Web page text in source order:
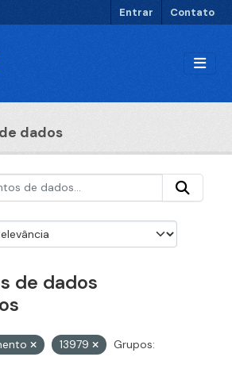
Entrar Contato
dados
de dados
13979
Grupos: